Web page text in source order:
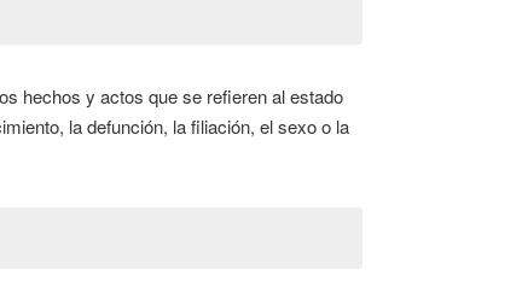
hechos y actos que se refieren al estado
la defunción, la filiación, el sexo o la